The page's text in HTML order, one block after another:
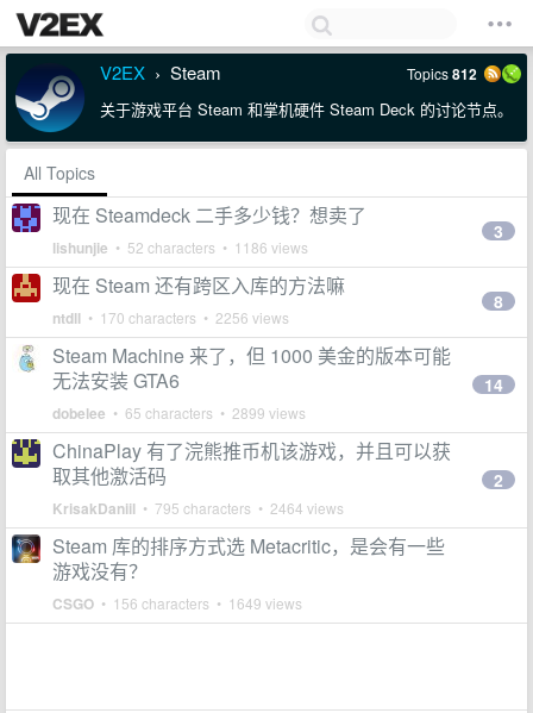
V2EX › Steam Topics812
关于游戏平台 Steam 和掌机硬件 Steam Deck 的讨论节点。
All Topics
现在 Steamdeck 二手多少钱？想卖了
lishunjie • 52 characters • 1186 views
3
现在 Steam 还有跨区入库的方法嘛
ntdll • 170 characters • 2256 views
8
Steam Machine 来了，但 1000 美金的版本可能
无法安装 GTA6
dobelee • 65 characters • 2899 views
14
ChinaPlay 有了浣熊推币机该游戏，并且可以获
取其他激活码
KrisakDaniil • 795 characters • 2464 views
2
Steam 库的排序方式选 Metacritic，是会有一些
游戏没有？
CSGO • 156 characters • 1649 views